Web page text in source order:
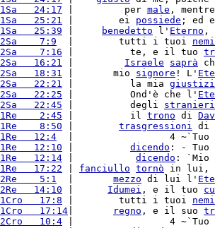
1Sa   24:17 |         per male ,
1Sa   25:21 |        ei possiede ; ed
1Sa   25:39 benedetto l' Eterno ,
2Sa    7:9
  |        tutti i tuoi
2Sa    7:16 |          te, e il tuo
2Sa   16:21 Israele saprà
2Sa   18:31 |       mio signore ! L'
2Sa   22:21 |          la mia
2Sa   22:25 |          Ond'è che l'
2Sa   22:45 |          degli stranieri
1Re    2:45 |          il trono di
1Re    8:50 trasgressioni di
1Re   12:4
  |                 4 ~`Tuo
1Re   12:10 dicendo : - Tuo
1Re   12:14 dicendo : `Mio
1Re   17:22 fanciullo tornò in lui,
2Re    5:1 mezzo di lui l'
2Re   14:10 Idumei , e il tuo
1Cro   17:8 |        tutti i tuoi
1Cro   17:14 regno , e il suo
2Cro   10:4 |                 4 ~`Tuo